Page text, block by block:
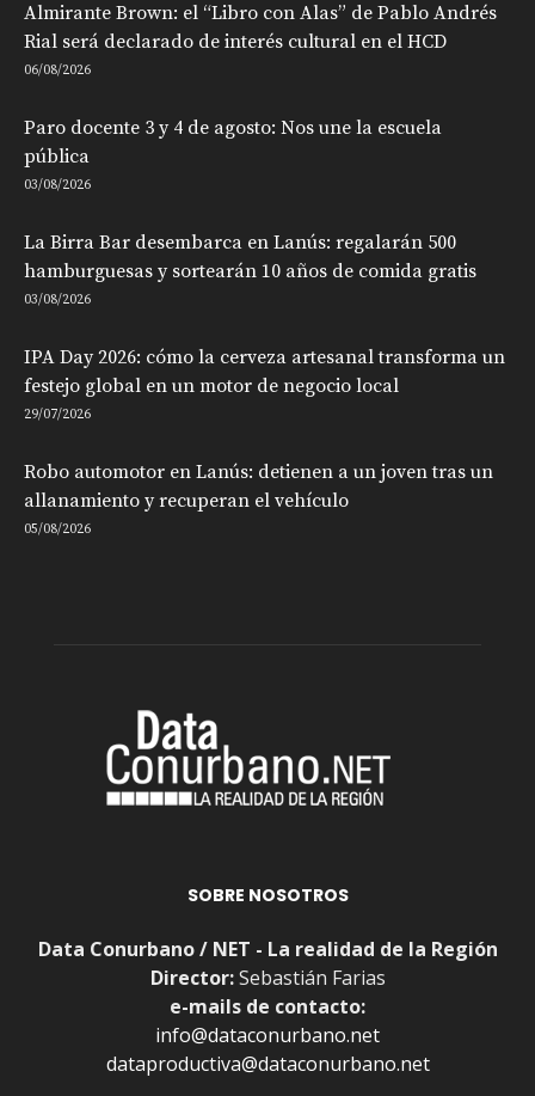
Almirante Brown: el “Libro con Alas” de Pablo Andrés
Rial será declarado de interés cultural en el HCD
06/08/2026
Paro docente 3 y 4 de agosto: Nos une la escuela
pública
03/08/2026
La Birra Bar desembarca en Lanús: regalarán 500
hamburguesas y sortearán 10 años de comida gratis
03/08/2026
IPA Day 2026: cómo la cerveza artesanal transforma un
festejo global en un motor de negocio local
29/07/2026
Robo automotor en Lanús: detienen a un joven tras un
allanamiento y recuperan el vehículo
05/08/2026
SOBRE NOSOTROS
Data Conurbano / NET - La realidad de la Región
Director:Sebastián Farias
e-mails de contacto:
info@dataconurbano.net
dataproductiva@dataconurbano.net